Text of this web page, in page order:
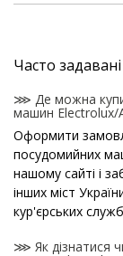
Часто
⋙ Де можна
машин Electrolux/
Оформити
посудомийних
нашому сайті і
інших міст
кур'єрських
⋙ Як дізнатися